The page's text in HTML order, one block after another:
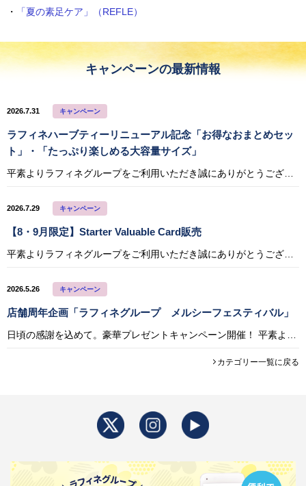
・ 「夏の素足ケア」（REFLE）
キャンペーンの最新情報
2026.7.31 キャンペーン
ラフィネハーブティーリニューアル記念「お得なおまとめセッ
ト」・「たっぷり楽しめる大容量サイズ」
2026.7.29 キャンペーン
【8・9月限定】Starter Valuable Card販売
2026.5.26 キャンペーン
店舗周年企画「ラフィネグループ メルシーフェスティバル」
カテゴリー一覧に戻る